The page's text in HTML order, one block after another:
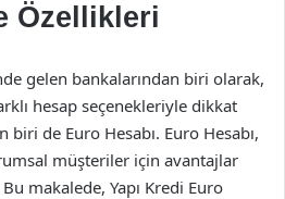
Özellikleri
gelen bankalarından biri olarak,
hesap seçenekleriyle dikkat
biri de Euro Hesabı. Euro Hesabı,
müşteriler için avantajlar
makalede, Yapı Kredi Euro